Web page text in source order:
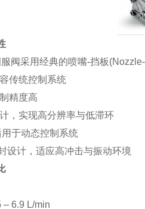
采用经典的喷嘴-挡板(Nozzle-
传统控制系统
精度高
实现高分辨率与低滞环
于动态控制系统
计，适应高冲击与振动环境
6.9 L/min